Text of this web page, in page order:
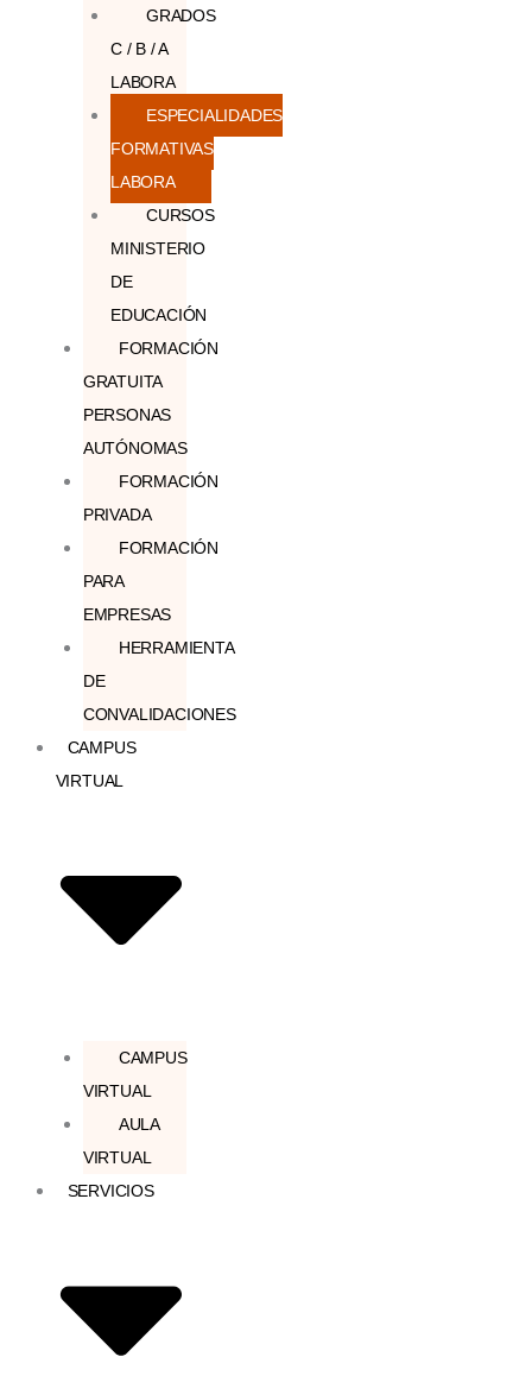
GRADOS
C / B / A
LABORA
ESPECIALIDADES
FORMATIVAS
LABORA
CURSOS
MINISTERIO
DE
EDUCACIÓN
FORMACIÓN
GRATUITA
PERSONAS
AUTÓNOMAS
FORMACIÓN
PRIVADA
FORMACIÓN
PARA
EMPRESAS
HERRAMIENTA
DE
CONVALIDACIONES
CAMPUS
VIRTUAL
CAMPUS
VIRTUAL
AULA
VIRTUAL
SERVICIOS